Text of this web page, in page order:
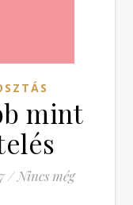
mint
/ Nincs még